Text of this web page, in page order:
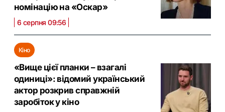
номінацію на «Оскар»
6 серпня 09:56
Кіно
«Вище цієї планки – взагалі
одиниці»: відомий український
актор розкрив справжній
заробіток у кіно